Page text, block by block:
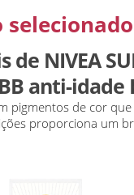
de NIVEA
anti-idade
pigmentos de cor
proporciona um